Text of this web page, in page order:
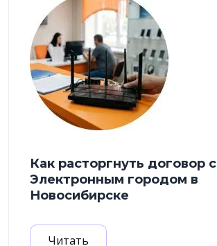
Как расторгнуть договор с
Электронным городом в
Новосибирске
Читать